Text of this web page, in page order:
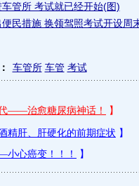
车管所 考试就已经开始(图)
民措施 换领驾照考试开设周
车管所 车管 考试